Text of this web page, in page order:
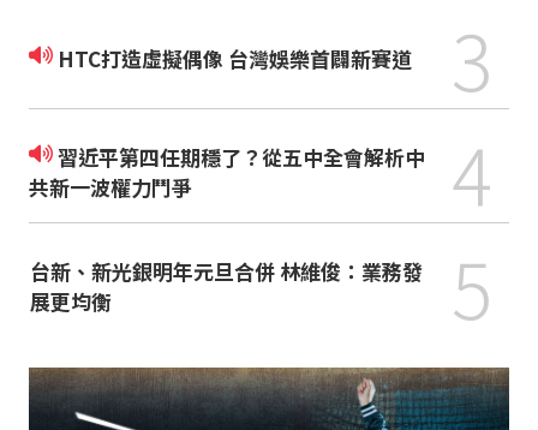
HTC打造虛擬偶像 台灣娛樂首闢新賽道 3
習近平第四任期穩了？從五中全會解析中
共新一波權力鬥爭
4
台新、新光銀明年元旦合併 林維俊：業務發
展更均衡
5